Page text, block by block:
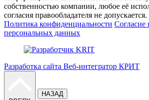
собственностью компании, любое её
согласия правообладателя не допускается.
Политика конфиденциальности Согласие
персональных данных
Разработка сайта Веб-интегратор КРИТ
НАЗАД